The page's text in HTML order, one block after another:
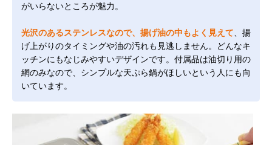
がいらないところが魅力。
光沢のあるステンレスなので、揚げ油の中もよく見えて 、揚
げ上がりのタイミングや油の汚れも見逃しません。どんなキ
ッチンにもなじみやすいデザインです。付属品は油切り用の
網のみなので、シンプルな天ぷら鍋がほしいという人にも向
いています。